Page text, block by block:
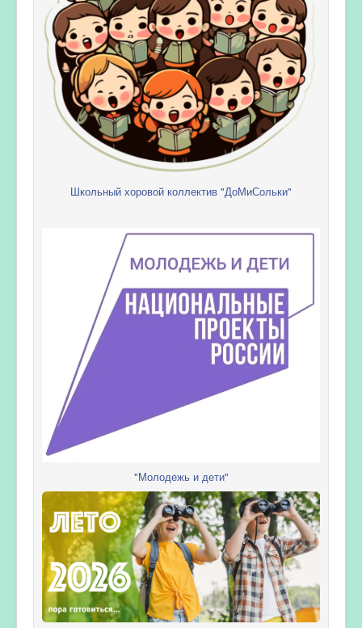
Школьный хоровой коллектив "ДоМиСольки"
"Молодежь и дети"